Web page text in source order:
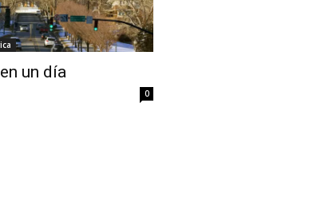
un día
0